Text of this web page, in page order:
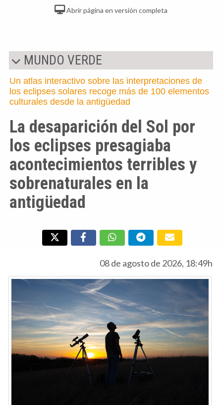
Abrir página en versión completa
MUNDO VERDE
Un atlas interactivo sobre las interpretaciones de
los eclipses solares recoge más de 100 elementos
culturales desde la antigüedad
La desaparición del Sol por
los eclipses presagiaba
acontecimientos terribles y
sobrenaturales en la
antigüedad
08 de agosto de 2026, 18:49h